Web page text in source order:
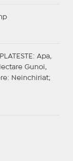
: Apa,
Gunoi,
: Neinchiriat;